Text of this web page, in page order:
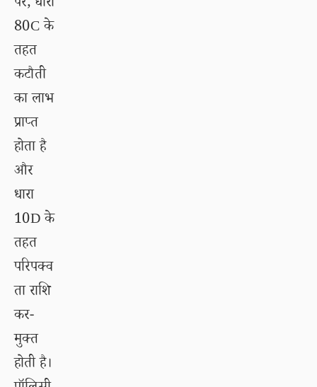
80C के
तहत
कटौती
का लाभ
प्राप्त
होता है
और
धारा
10D के
तहत
परिपक्व
ता राशि
कर-
मुक्त
होती है।